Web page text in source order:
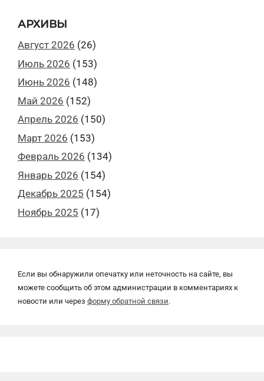
АРХИВЫ
Август 2026 (26)
Июль 2026 (153)
Июнь 2026 (148)
Май 2026 (152)
Апрель 2026 (150)
Март 2026 (153)
Февраль 2026 (134)
Январь 2026 (154)
Декабрь 2025 (154)
Ноябрь 2025 (17)
Если вы обнаружили опечатку или неточность на сайте, вы
можете сообщить об этом администрации в комментариях к
новости или через форму обратной связи.